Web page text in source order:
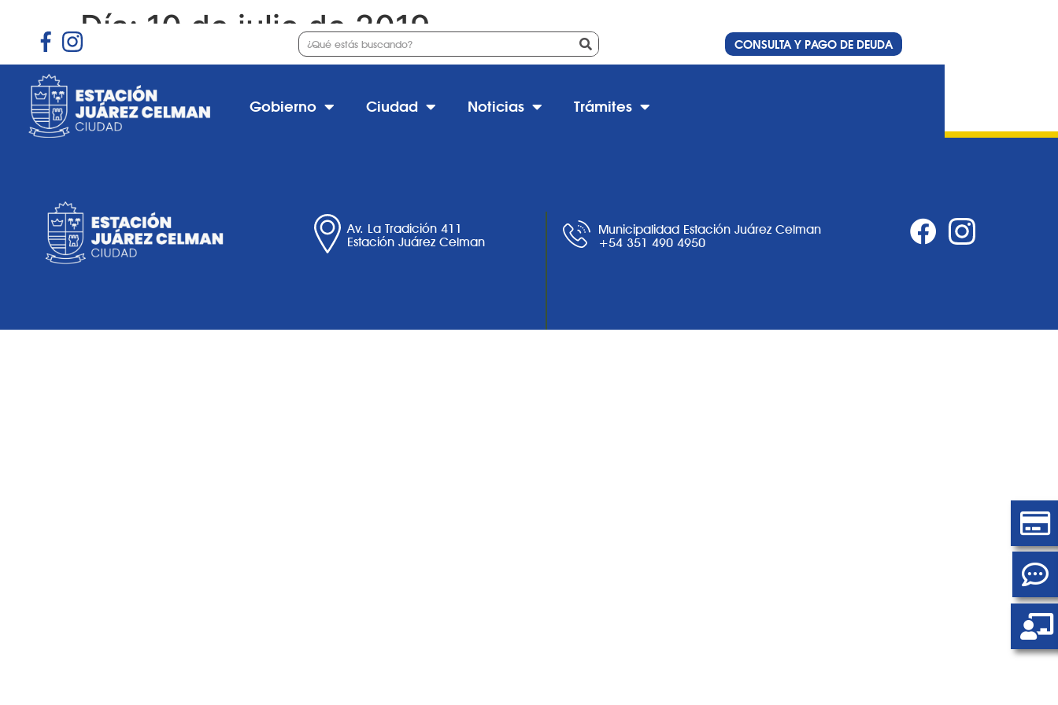
CONSULTA Y PAGO DE DEUDA
Gobierno Ciudad Noticias Trámites
Día: 10 de julio de 2019
Decretos Junio 2019
Decretos Junio 2019
Av. La Tradición 411
Estación Juárez Celman
Municipalidad Estación Juárez Celman
+54 351 490 4950